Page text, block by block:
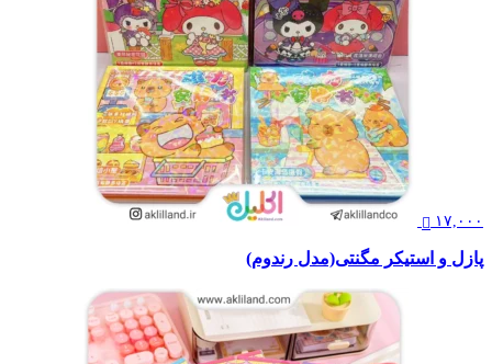
۱۷,۰۰۰
پازل و استیکر مگنتی(مدل رندوم)